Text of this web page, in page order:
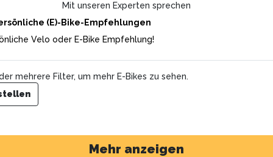
Inkl. Mwst.
Mit dem Yamaha PW-S2 Motor, 504 Wh Akku und 29-Zoll-
Laufrädern bringt dich das Hardray souverän durch jedes
Farbe
Grösse Auswählen
Mit unseren Experten sprechen
(E)-Bike-Empfehlungen
Velo oder E-Bike Empfehlung!
mehrere Filter, um mehr E-Bikes zu sehen.
Mehr anzeigen